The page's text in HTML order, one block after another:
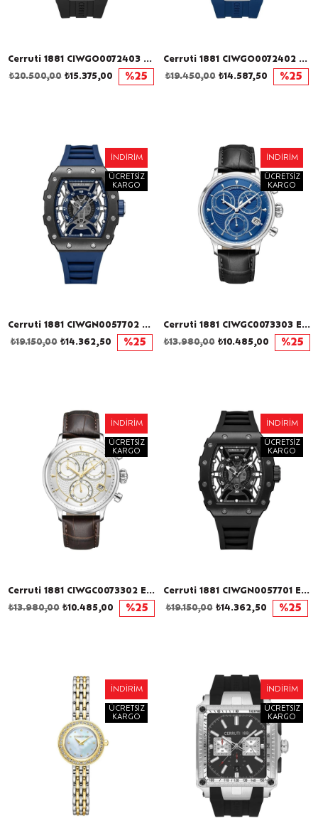
Cerruti 1881 CIWGO0072403 Erkek Kol Saati
₺15.375,00
₺20.500,00 %25
Cerruti 1881 CIWGO0072402 Erkek Kol Saati
₺14.587,50
₺19.450,00 %25
Cerruti 1881 CIWGN0057702 Erkek Kol Saati
İNDIRIM
ÜCRETSIZ
KARGO
₺14.362,50
₺19.150,00 %25
Cerruti 1881 CIWGC0073303 Erkek Kol Saati
İNDIRIM
ÜCRETSIZ
KARGO
₺10.485,00
₺13.980,00 %25
Cerruti 1881 CIWGC0073302 Erkek Kol Saati
İNDIRIM
ÜCRETSIZ
KARGO
₺10.485,00
₺13.980,00 %25
Cerruti 1881 CIWGN0057701 Erkek Kol Saati
İNDIRIM
ÜCRETSIZ
KARGO
₺14.362,50
₺19.150,00 %25
İNDIRIM
ÜCRETSIZ
KARGO
İNDIRIM
ÜCRETSIZ
KARGO